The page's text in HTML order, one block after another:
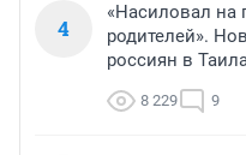
4
«Насиловал на
родителей».
россиян в
8 229 9